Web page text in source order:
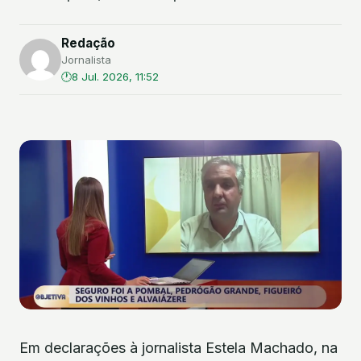
Redação
Jornalista
8 Jul. 2026, 11:52
Em declarações à jornalista Estela Machado, na